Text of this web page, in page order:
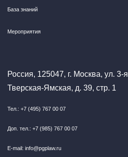
База знаний
Мероприятия
Россия, 125047, г. Москва, ул. 3-я
Тверская-Ямская, д. 39, стр. 1
Тел.: +7 (495) 767 00 07
Доп. тел.: +7 (985) 767 00 07
E-mail: info@pgplaw.ru